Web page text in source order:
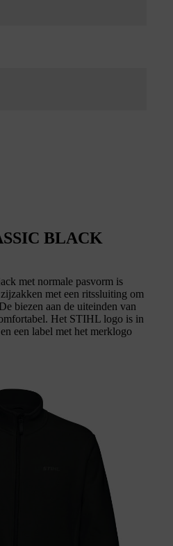
BLACK
met normale pasvorm is
met een ritssluiting om
biezen aan de uiteinden van
Het STIHL logo is in
een label met het merklogo